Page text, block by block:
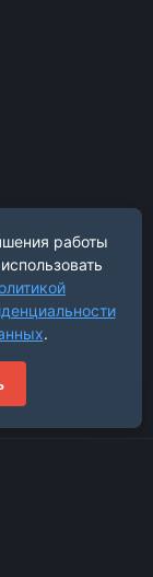
работы
.